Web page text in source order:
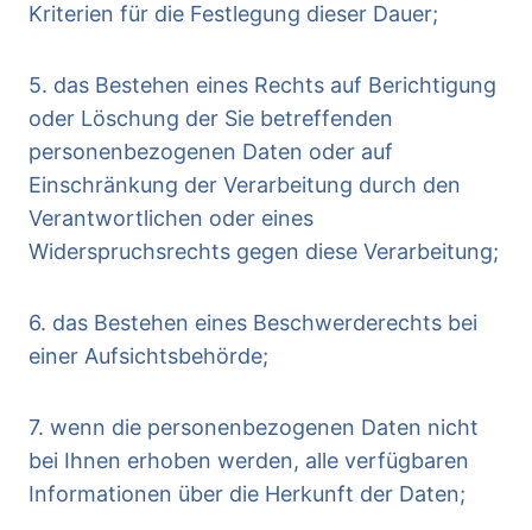
Kriterien für die Festlegung dieser Dauer;
5. das Bestehen eines Rechts auf Berichtigung
oder Löschung der Sie betreffenden
personenbezogenen Daten oder auf
Einschränkung der Verarbeitung durch den
Verantwortlichen oder eines
Widerspruchsrechts gegen diese Verarbeitung;
6. das Bestehen eines Beschwerderechts bei
einer Aufsichtsbehörde;
7. wenn die personenbezogenen Daten nicht
bei Ihnen erhoben werden, alle verfügbaren
Informationen über die Herkunft der Daten;